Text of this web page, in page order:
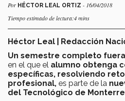
Por HÉCTOR LEAL ORTIZ - 16/04/2018
Tiempo estimado de lectura:4 mins
Héctor Leal | Redacción
Un semestre completo
en el que el alumno obtenga
específicas, resolviendo
profesional, es parte de la
del Tecnológico de